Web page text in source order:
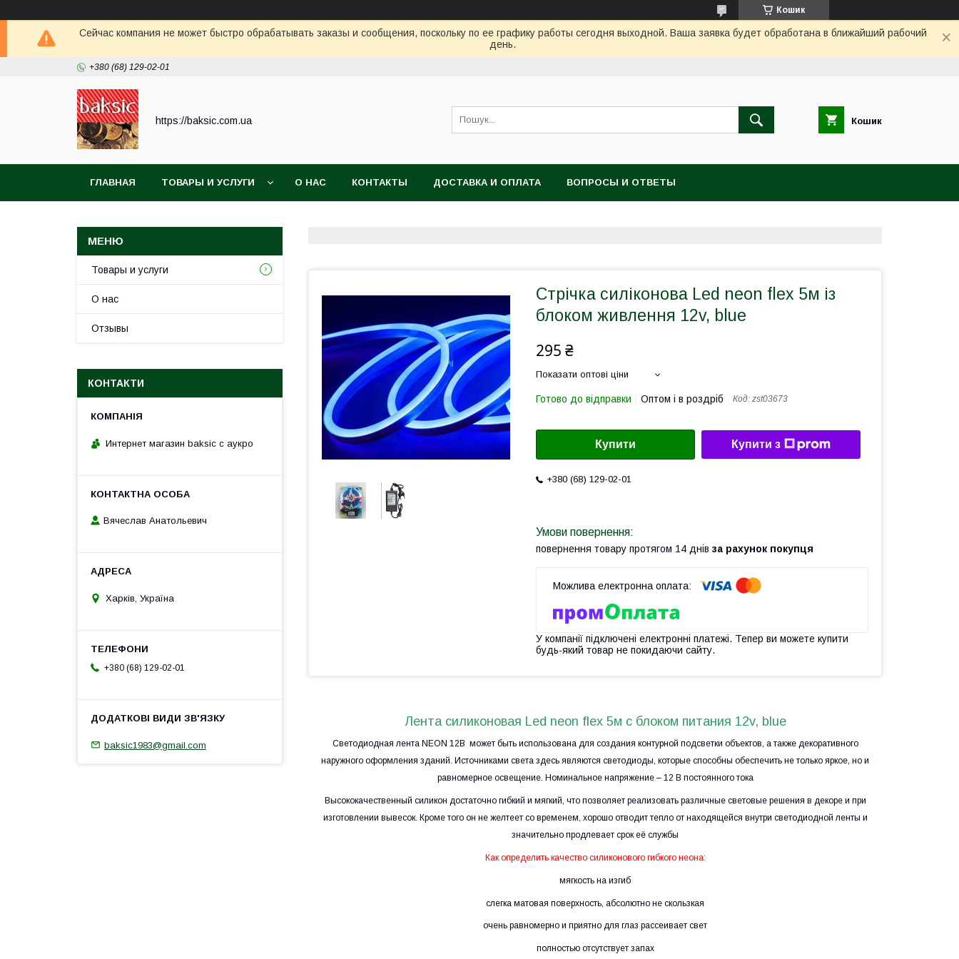
Кошик
Сейчас компания не может быстро обрабатывать заказы и сообщения, поскольку по ее графику работы сегодня выходной. Ваша заявка будет обработана в ближайший рабочий
день.
+380 (68) 129-02-01
https://baksic.com.ua Кошик
ГЛАВНАЯ ТОВАРЫ И УСЛУГИ О НАС КОНТАКТЫ ДОСТАВКА И ОПЛАТА ВОПРОСЫ И ОТВЕТЫ
Стрічка силіконова Led neon flex 5м із
блоком живлення 12v, blue
295 ₴
Показати оптові ціни
Готово до відправки Оптом і в роздріб Код: zst03673
Купити Купити з
+380 (68) 129-02-01
повернення товару протягом 14 днів за рахунок покупця
У компанії підключені електронні платежі. Тепер ви можете купити
будь-який товар не покидаючи сайту.
Лента силиконовая Led neon flex 5м с блоком питания 12v, blue
Светодиодная лента NEON 12В может быть использована для создания контурной подсветки объектов, а также декоративного
наружного оформления зданий. Источниками света здесь являются светодиоды, которые способны обеспечить не только яркое, но и
равномерное освещение. Номинальное напряжение – 12 В постоянного тока
Высококачественный силикон достаточно гибкий и мягкий, что позволяет реализовать различные световые решения в декоре и при
изготовлении вывесок. Кроме того он не желтеет со временем, хорошо отводит тепло от находящейся внутри светодиодной ленты и
значительно продлевает срок её службы
Как определить качество силиконового гибкого неона:
мягкость на изгиб
слегка матовая поверхность, абсолютно не скользкая
очень равномерно и приятно для глаз рассеивает свет
полностью отсутствует запах
Товары и услуги
О нас
Отзывы
КОНТАКТИ
Интернет магазин baksic с аукро
Вячеслав Анатольевич
Харків, Україна
+380 (68) 129-02-01
baksic1983@gmail.com